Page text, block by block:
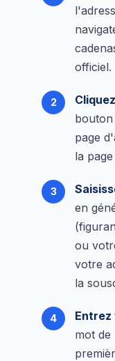
officiel.
bouton
page
la
en
ou
votre
la
Entrez
mot de